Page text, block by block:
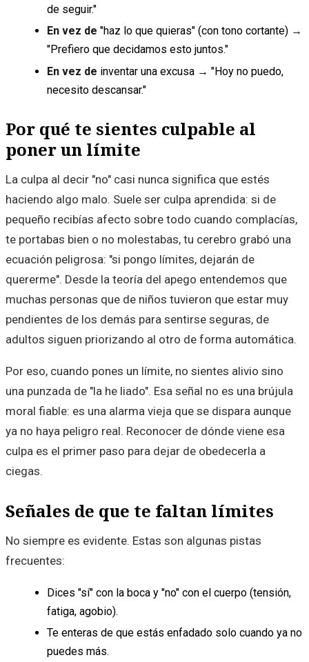
de seguir."
En vez de "haz lo que quieras" (con tono cortante) →
"Prefiero que decidamos esto juntos."
En vez de inventar una excusa → "Hoy no puedo,
necesito descansar."
Por qué te sientes culpable al
poner un límite
La culpa al decir "no" casi nunca significa que estés
haciendo algo malo. Suele ser culpa aprendida: si de
pequeño recibías afecto sobre todo cuando complacías,
te portabas bien o no molestabas, tu cerebro grabó una
ecuación peligrosa: "si pongo límites, dejarán de
quererme". Desde la teoría del apego entendemos que
muchas personas que de niños tuvieron que estar muy
pendientes de los demás para sentirse seguras, de
adultos siguen priorizando al otro de forma automática.
Por eso, cuando pones un límite, no sientes alivio sino
una punzada de "la he liado". Esa señal no es una brújula
moral fiable: es una alarma vieja que se dispara aunque
ya no haya peligro real. Reconocer de dónde viene esa
culpa es el primer paso para dejar de obedecerla a
ciegas.
Señales de que te faltan límites
No siempre es evidente. Estas son algunas pistas
frecuentes:
Dices "sí" con la boca y "no" con el cuerpo (tensión,
fatiga, agobio).
Te enteras de que estás enfadado solo cuando ya no
puedes más.